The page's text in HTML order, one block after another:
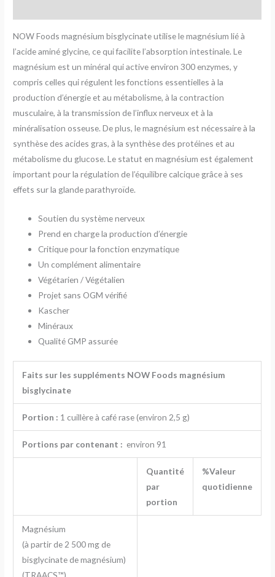
NOW Foods magnésium bisglycinate utilise le magnésium lié à
l’acide aminé glycine, ce qui facilite l’absorption intestinale. Le
magnésium est un minéral qui active environ 300 enzymes, y
compris celles qui régulent les fonctions essentielles à la
production d’énergie et au métabolisme, à la contraction
musculaire, à la transmission de l’influx nerveux et à la
minéralisation osseuse. De plus, le magnésium est nécessaire à la
synthèse des acides gras, à la synthèse des protéines et au
métabolisme du glucose. Le statut en magnésium est également
important pour la régulation de l’équilibre calcique grâce à ses
effets sur la glande parathyroïde.
Soutien du système nerveux
Prend en charge la production d’énergie
Critique pour la fonction enzymatique
Un complément alimentaire
Végétarien / Végétalien
Projet sans OGM vérifié
Kascher
Minéraux
Qualité GMP assurée
Faits sur les suppléments NOW Foods magnésium
bisglycinate
Portion : 1 cuillère à café rase (environ 2,5 g)
Portions par contenant : environ 91
Quantité
par
portion
%Valeur
quotidienne
Magnésium
(à partir de 2 500 mg de
bisglycinate de magnésium)
(TRAACS™)